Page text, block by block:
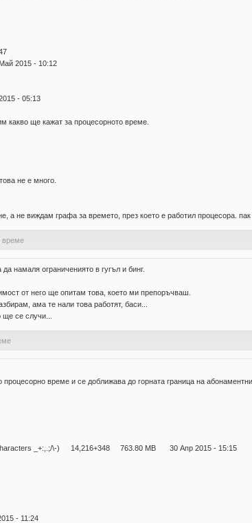
2015 - 10:12
- 05:13
какво ще кажат за процесорното време.
не е много.
а не виждам графа за времето, през което е работил процесора.
време
намаля ограничениято в гугъл и бинг.
от него ще опитам това, което ми препоръчваш.
ама те нали това работят, баси...
се случи...
време и се доближава до горната граница на
_+:,.;/\-) 14,216+348 763.80 MB
30 Апр 2015 - 15:15
- 11:24